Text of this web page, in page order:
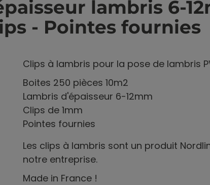
lambris 6-
- Pointes fournies
Clips à lambris pour la pose de lambris
Boites 250 pièces 10m2
Lambris d'épaisseur 6-12mm
Clips de 1mm
Pointes fournies
Les clips à lambris sont un produit
notre entreprise.
Made in France !